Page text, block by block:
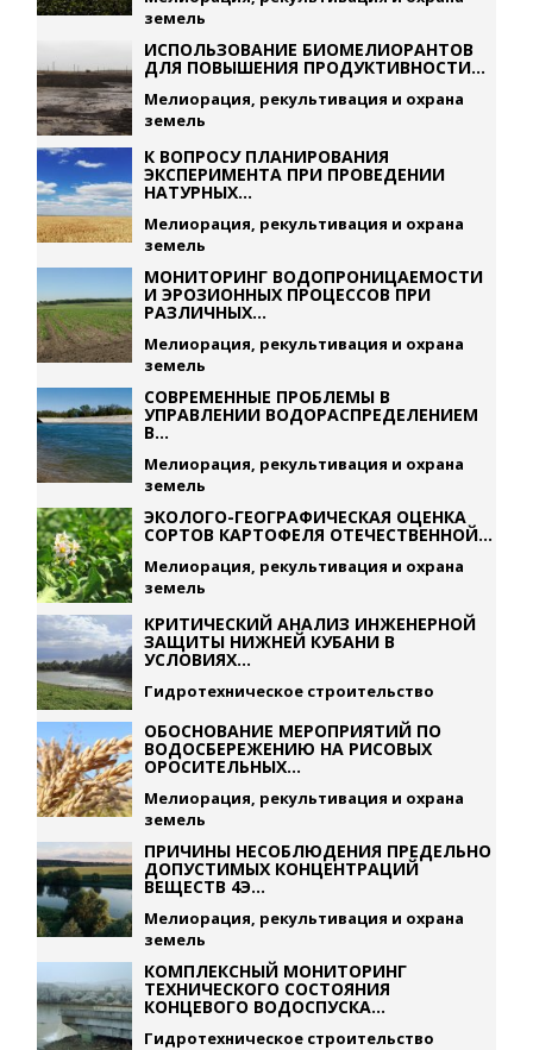
земель
ИСПОЛЬЗОВАНИЕ БИОМЕЛИОРАНТОВ
ДЛЯ ПОВЫШЕНИЯ ПРОДУКТИВНОСТИ...
Мелиорация, рекультивация и охрана
земель
К ВОПРОСУ ПЛАНИРОВАНИЯ
ЭКСПЕРИМЕНТА ПРИ ПРОВЕДЕНИИ
НАТУРНЫХ...
Мелиорация, рекультивация и охрана
земель
МОНИТОРИНГ ВОДОПРОНИЦАЕМОСТИ
И ЭРОЗИОННЫХ ПРОЦЕССОВ ПРИ
РАЗЛИЧНЫХ...
Мелиорация, рекультивация и охрана
земель
СОВРЕМЕННЫЕ ПРОБЛЕМЫ В
УПРАВЛЕНИИ ВОДОРАСПРЕДЕЛЕНИЕМ
В...
Мелиорация, рекультивация и охрана
земель
ЭКОЛОГО-ГЕОГРАФИЧЕСКАЯ ОЦЕНКА
СОРТОВ КАРТОФЕЛЯ ОТЕЧЕСТВЕННОЙ...
Мелиорация, рекультивация и охрана
земель
КРИТИЧЕСКИЙ АНАЛИЗ ИНЖЕНЕРНОЙ
ЗАЩИТЫ НИЖНЕЙ КУБАНИ В
УСЛОВИЯХ...
Гидротехническое строительство
ОБОСНОВАНИЕ МЕРОПРИЯТИЙ ПО
ВОДОСБЕРЕЖЕНИЮ НА РИСОВЫХ
ОРОСИТЕЛЬНЫХ...
Мелиорация, рекультивация и охрана
земель
ПРИЧИНЫ НЕСОБЛЮДЕНИЯ ПРЕДЕЛЬНО
ДОПУСТИМЫХ КОНЦЕНТРАЦИЙ
ВЕЩЕСТВ 4Э...
Мелиорация, рекультивация и охрана
земель
КОМПЛЕКСНЫЙ МОНИТОРИНГ
ТЕХНИЧЕСКОГО СОСТОЯНИЯ
КОНЦЕВОГО ВОДОСПУСКА...
Гидротехническое строительство